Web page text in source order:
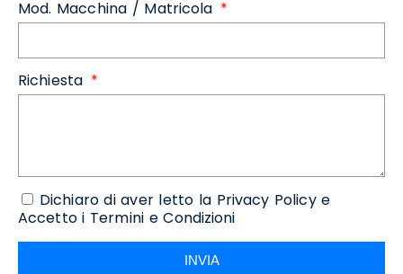
Mod. Macchina / Matricola
Richiesta
Dichiaro di aver letto la Privacy Policy e
Accetto i Termini e Condizioni
INVIA